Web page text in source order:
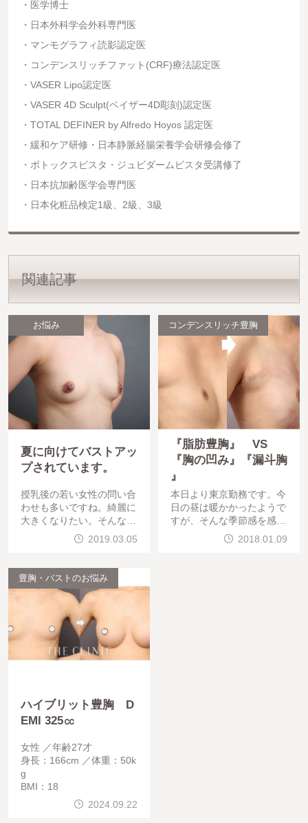
医学博士
日本外科学会外科専門医
マンモグラフィ読影認定医
コンデンスリッチファット(CRF)療法認定医
VASER Lipo認定医
VASER 4D Sculpt(ベイザー4D彫刻)認定医
TOTAL DEFINER by Alfredo Hoyos 認定医
緩和ケア研修・日本静脈経腸栄養学会研修会修了
ボトックスビスタ・ジュビダームビスタ受講修了
日本抗加齢医学会専門医
日本化粧品検定1級、2級、3級
関連記事
お悩み
夏に向けてバストアッ
プされています。
授乳後の若い女性の問い合
わせも多いですね。綺麗に
大きくなりたい。そんなご
要望にお応えしています。
20代、3人のお子様を持っ
2019.03.05
コンデンスリッチ豊胸
『脂肪豊胸』 VS
『胸の凹み』『漏斗胸
』
本日より東京勤務です。今
日の昼は暖かかったようで
すが、そんな季節感を感じ
れず、施術・カウンセリン
グを行っていました。本日
2018.01.09
豊胸・バストのお悩み
ハイブリット豊胸 D
EMI 325㏄
女性
年齢27才
身長：166cm
体重：50k
g
BMI：18
2024.09.22